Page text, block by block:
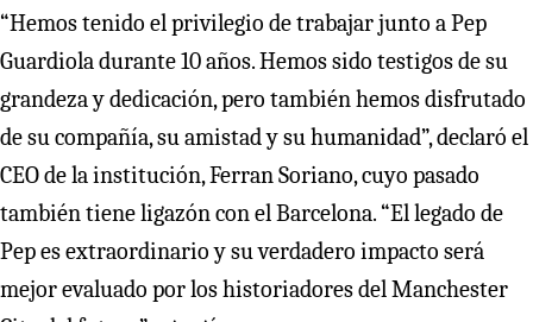
“Hemos tenido el privilegio de trabajar junto a Pep
Guardiola durante 10 años. Hemos sido testigos de su
grandeza y dedicación, pero también hemos disfrutado
de su compañía, su amistad y su humanidad”, declaró el
CEO de la institución, Ferran Soriano, cuyo pasado
también tiene ligazón con el Barcelona. “El legado de
Pep es extraordinario y su verdadero impacto será
mejor evaluado por los historiadores del Manchester